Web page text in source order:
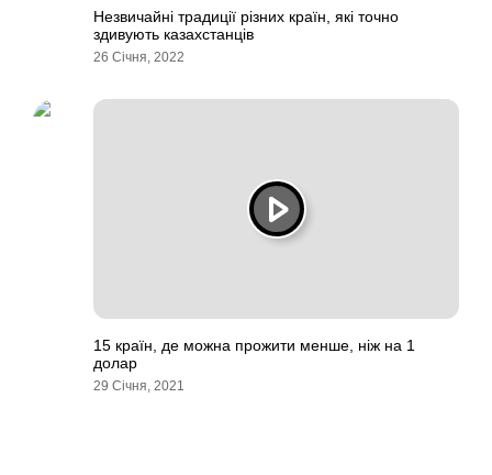
Незвичайні традиції різних країн, які точно
здивують казахстанців
26 Січня, 2022
15 країн, де можна прожити менше, ніж на 1
долар
29 Січня, 2021